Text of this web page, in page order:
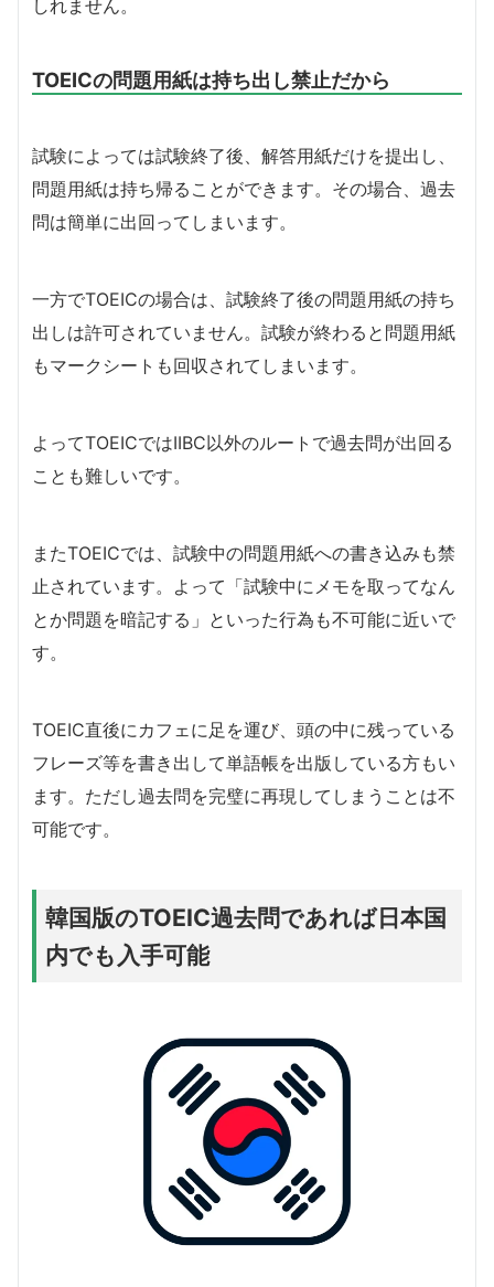
しれません。
TOEICの問題用紙は持ち出し禁止だから
試験によっては試験終了後、解答用紙だけを提出し、
問題用紙は持ち帰ることができます。その場合、過去
問は簡単に出回ってしまいます。
一方でTOEICの場合は、試験終了後の問題用紙の持ち
出しは許可されていません。試験が終わると問題用紙
もマークシートも回収されてしまいます。
よってTOEICではIIBC以外のルートで過去問が出回る
ことも難しいです。
またTOEICでは、試験中の問題用紙への書き込みも禁
止されています。よって「試験中にメモを取ってなん
とか問題を暗記する」といった行為も不可能に近いで
す。
TOEIC直後にカフェに足を運び、頭の中に残っている
フレーズ等を書き出して単語帳を出版している方もい
ます。ただし過去問を完璧に再現してしまうことは不
可能です。
韓国版のTOEIC過去問であれば日本国
内でも入手可能